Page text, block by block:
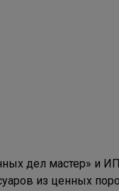
дел мастер» и
из ценных